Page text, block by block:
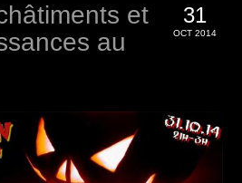
31
OCT 2014
et
au